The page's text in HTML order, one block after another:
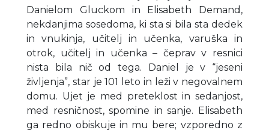
Danielom Gluckom in Elisabeth Demand,
nekdanjima sosedoma, ki sta si bila sta dedek
in vnukinja, učitelj in učenka, varuška in
otrok, učitelj in učenka – čeprav v resnici
nista bila nič od tega. Daniel je v “jeseni
življenja”, star je 101 leto in leži v negovalnem
domu. Ujet je med preteklost in sedanjost,
med resničnost, spomine in sanje. Elisabeth
ga redno obiskuje in mu bere; vzporedno z